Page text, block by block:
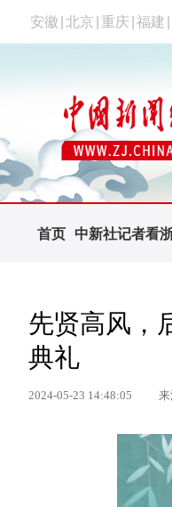
安徽 北京 重庆 福建
首页 中新社记者看
先贤高风，
典礼
2024-05-23 14:48:05